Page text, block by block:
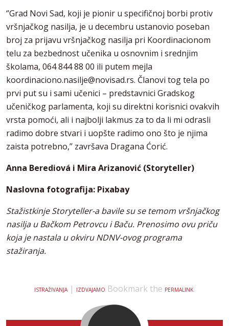
‘’Grad Novi Sad, koji je pionir u specifičnoj borbi protiv
vršnjačkog nasilja, je u decembru ustanovio poseban
broj za prijavu vršnjačkog nasilja pri Koordinacionom
telu za bezbednost učenika u osnovnim i srednjim
školama, 064 844 88 00 ili putem mejla
koordinaciono.nasilje@novisad.rs. Članovi tog tela po
prvi put su i sami učenici – predstavnici Gradskog
učeničkog parlamenta, koji su direktni korisnici ovakvih
vrsta pomoći, ali i najbolji lakmus za to da li mi odrasli
radimo dobre stvari i uopšte radimo ono što je njima
zaista potrebno,’’ završava Dragana Ćorić.
Anna Berediová i Mira Arizanović (Storyteller)
Naslovna fotografija: Pixabay
Stažistkinje Storyteller-a bavile su se temom vršnjačkog
nasilja u Bačkom Petrovcu i Baču. Prenosimo ovu priču
koja je nastala u okviru NDNV-ovog programa
stažiranja.
ISTRAŽIVANJA| IZDVAJAMO Bookmark the PERMALINK.